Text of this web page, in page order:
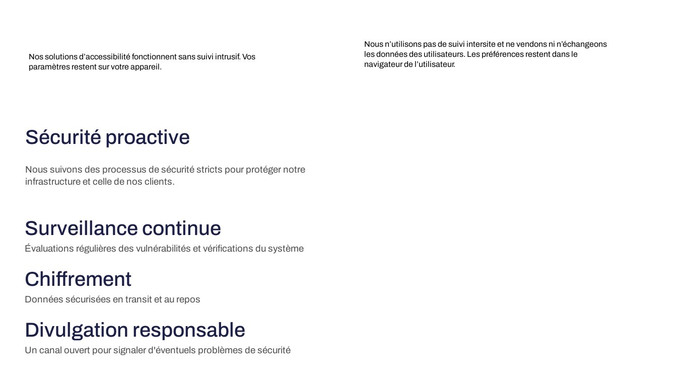
Nos solutions d’accessibilité fonctionnent sans suivi intrusif. Vos
paramètres restent sur votre appareil.
Nous n’utilisons pas de suivi intersite et ne vendons ni n’échangeons
les données des utilisateurs. Les préférences restent dans le
navigateur de l’utilisateur.
Sécurité proactive
Nous suivons des processus de sécurité stricts pour protéger notre
infrastructure et celle de nos clients.
Surveillance continue
Évaluations régulières des vulnérabilités et vérifications du système
Chiffrement
Données sécurisées en transit et au repos
Divulgation responsable
Un canal ouvert pour signaler d'éventuels problèmes de sécurité